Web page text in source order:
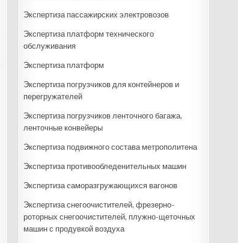
Экспертиза пассажирских электровозов
Экспертиза платформ технического
обслуживания
Экспертиза платформ
Экспертиза погрузчиков для контейнеров и
перегружателей
Экспертиза погрузчиков ленточного багажа,
ленточные конвейеры
Экспертиза подвижного состава метрополитена
Экспертиза противообледенительных машин
Экспертиза cаморазгружающихся вагонов
Экспертиза снегоочистителей, фрезерно-
роторных снегоочистителей, плужно-щеточных
машин с продувкой воздуха